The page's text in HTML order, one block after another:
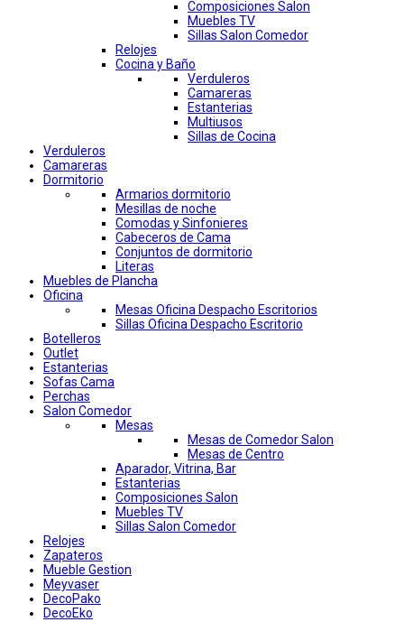
Composiciones Salon
Muebles TV
Sillas Salon Comedor
Relojes
Cocina y Baño
Verduleros
Camareras
Estanterias
Multiusos
Sillas de Cocina
Verduleros
Camareras
Dormitorio
Armarios dormitorio
Mesillas de noche
Comodas y Sinfonieres
Cabeceros de Cama
Conjuntos de dormitorio
Literas
Muebles de Plancha
Oficina
Mesas Oficina Despacho Escritorios
Sillas Oficina Despacho Escritorio
Botelleros
Outlet
Estanterias
Sofas Cama
Perchas
Salon Comedor
Mesas
Mesas de Comedor Salon
Mesas de Centro
Aparador, Vitrina, Bar
Estanterias
Composiciones Salon
Muebles TV
Sillas Salon Comedor
Relojes
Zapateros
Mueble Gestion
Meyvaser
DecoPako
DecoEko